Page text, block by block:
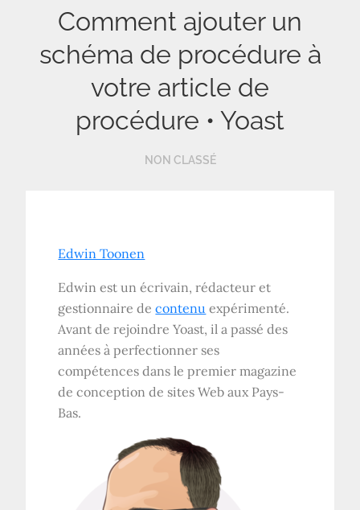
Comment ajouter un
schéma de procédure à
votre article de
procédure • Yoast
NON CLASSÉ
Edwin Toonen
Edwin est un écrivain, rédacteur et
gestionnaire decontenu expérimenté.
Avant de rejoindre Yoast, il a passé des
années à perfectionner ses
compétences dans le premier magazine
de conception de sites Web aux Pays-
Bas.